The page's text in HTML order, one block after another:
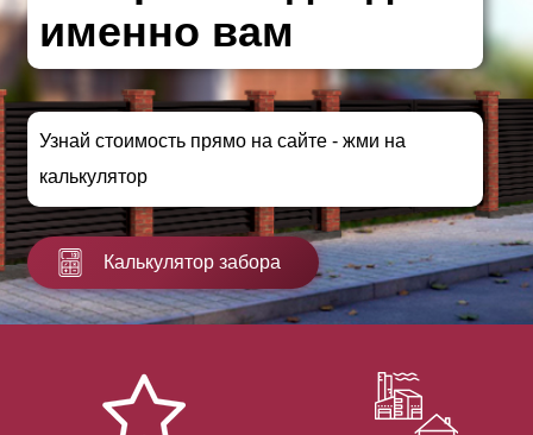
именно вам
Узнай стоимость прямо на сайте - жми на
калькулятор
Калькулятор забора